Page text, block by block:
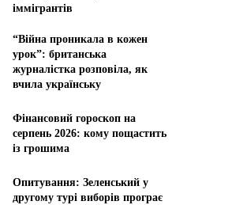
іммігрантів
“Війна проникала в кожен
урок”: британська
журналістка розповіла, як
вчила українську
Фінансовий гороскоп на
серпень 2026: кому пощастить
із грошима
Опитування: Зеленський у
другому турі виборів програє